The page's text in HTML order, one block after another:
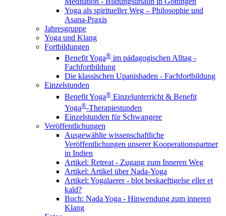
Yoga als spiritueller Weg – Philosophie und
Asana-Praxis
Jahresgruppe
Yoga und Klang
Fortbildungen
Benefit Yoga® im pädagogischen Alltag -
Fachfortbildung
Die klassischen Upanishaden - Fachfortbildung
Einzelstunden
Benefit Yoga® Einzelunterricht & Benefit
Yoga®-Therapiestunden
Einzelstunden für Schwangere
Veröffentlichungen
Ausgewählte wissenschaftliche
Veröffentlichungen unserer Kooperationspartner
in Indien
Artikel: Retreat - Zugang zum Inneren Weg
Artikel: Artikel über Nada-Yoga
Artikel: Yogalaerer - blot beskaeftigelse eller et
kald?
Buch: Nada Yoga - Hinwendung zum inneren
Klang